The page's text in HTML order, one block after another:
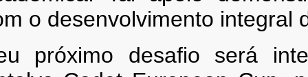
o desenvolvimento integral
próximo desafio será